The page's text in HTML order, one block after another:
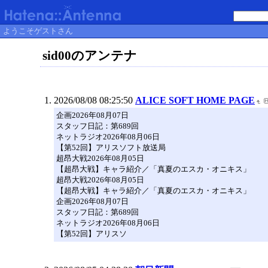
ようこそゲストさん
sid00のアンテナ
2026/08/08 08:25:50 ALICE SOFT HOME PAGE
企画2026年08月07日
スタッフ日記：第689回
ネットラジオ2026年08月06日
【第52回】アリスソフト放送局
超昂大戦2026年08月05日
【超昂大戦】キャラ紹介／「真夏のエスカ・オニキス」
超昂大戦2026年08月05日
【超昂大戦】キャラ紹介／「真夏のエスカ・オニキス」
企画2026年08月07日
スタッフ日記：第689回
ネットラジオ2026年08月06日
【第52回】アリスソ